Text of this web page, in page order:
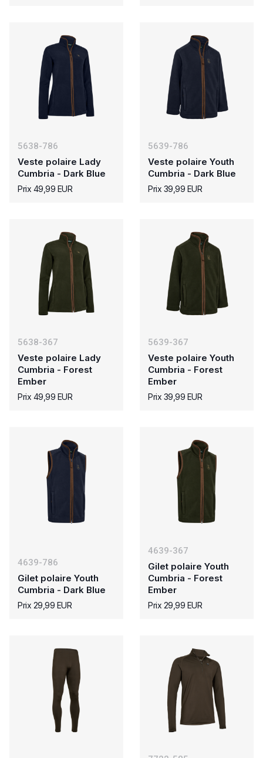
5638-786
Veste polaire Lady
Cumbria - Dark Blue
Prix 49,99 EUR
5639-786
Veste polaire Youth
Cumbria - Dark Blue
Prix 39,99 EUR
5638-367
Veste polaire Lady
Cumbria - Forest
Ember
Prix 49,99 EUR
5639-367
Veste polaire Youth
Cumbria - Forest
Ember
Prix 39,99 EUR
4639-786
Gilet polaire Youth
Cumbria - Dark Blue
Prix 29,99 EUR
4639-367
Gilet polaire Youth
Cumbria - Forest
Ember
Prix 29,99 EUR